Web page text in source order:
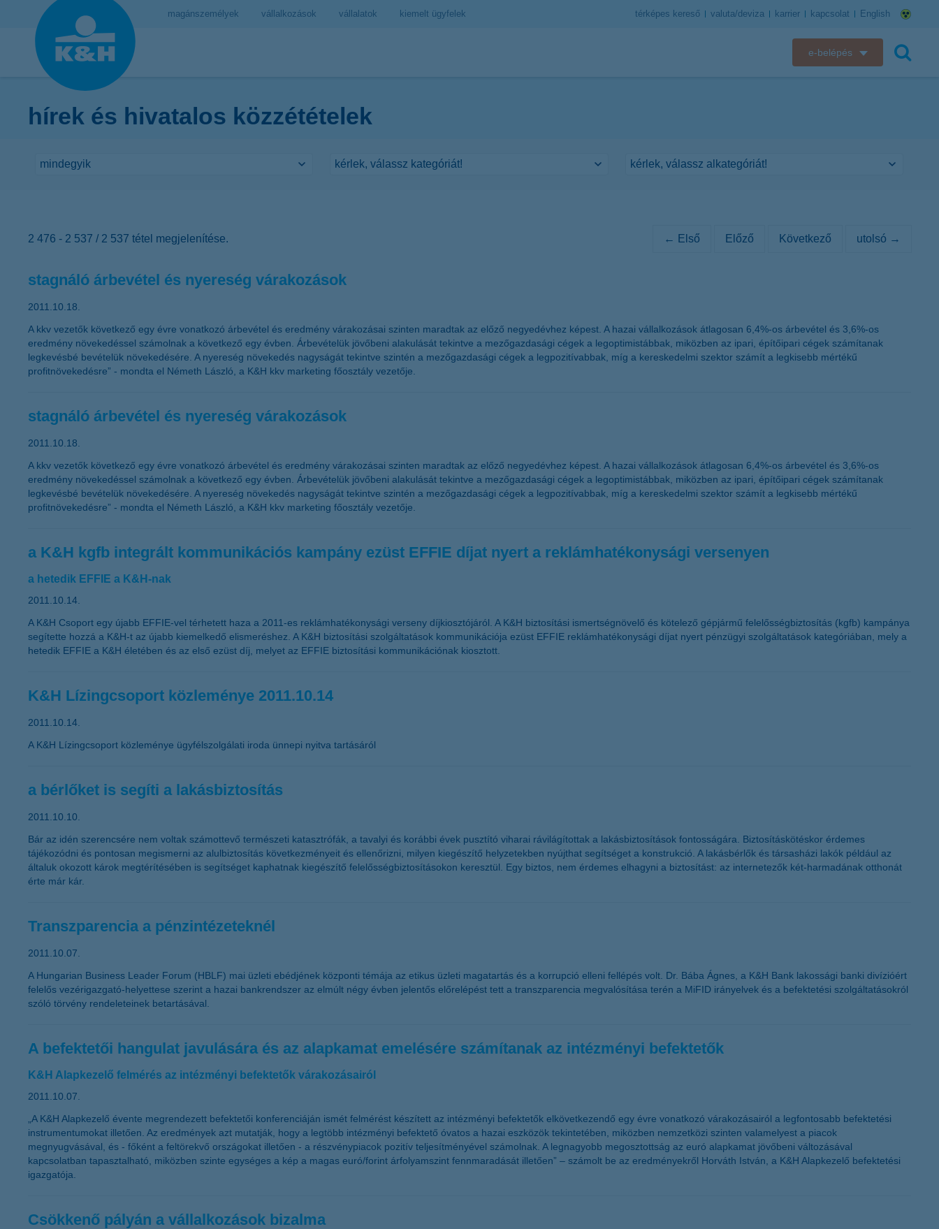
magánszemélyek vállalkozások vállalatok kiemelt ügyfelek térképes kereső valuta/deviza karrier kapcsolat English
e-belépés
K&H token megújítás
hírek és hivatalos közzétételek
2 476 - 2 537 / 2 537 tétel megjelenítése. ← Első Előző Következő utolsó →
stagnáló árbevétel és nyereség várakozások
2011.10.18.
A kkv vezetők következő egy évre vonatkozó árbevétel és eredmény várakozásai szinten maradtak az előző negyedévhez képest. A hazai vállalkozások átlagosan 6,4%-os árbevétel és 3,6%-os
eredmény növekedéssel számolnak a következő egy évben. Árbevételük jövőbeni alakulását tekintve a mezőgazdasági cégek a legoptimistábbak, miközben az ipari, építőipari cégek számítanak
legkevésbé bevételük növekedésére. A nyereség növekedés nagyságát tekintve szintén a mezőgazdasági cégek a legpozitívabbak, míg a kereskedelmi szektor számít a legkisebb mértékű
profitnövekedésre” - mondta el Németh László, a K&H kkv marketing főosztály vezetője.
stagnáló árbevétel és nyereség várakozások
2011.10.18.
A kkv vezetők következő egy évre vonatkozó árbevétel és eredmény várakozásai szinten maradtak az előző negyedévhez képest. A hazai vállalkozások átlagosan 6,4%-os árbevétel és 3,6%-os
eredmény növekedéssel számolnak a következő egy évben. Árbevételük jövőbeni alakulását tekintve a mezőgazdasági cégek a legoptimistábbak, miközben az ipari, építőipari cégek számítanak
legkevésbé bevételük növekedésére. A nyereség növekedés nagyságát tekintve szintén a mezőgazdasági cégek a legpozitívabbak, míg a kereskedelmi szektor számít a legkisebb mértékű
profitnövekedésre” - mondta el Németh László, a K&H kkv marketing főosztály vezetője.
a K&H kgfb integrált kommunikációs kampány ezüst EFFIE díjat nyert a reklámhatékonysági versenyen
a hetedik EFFIE a K&H-nak
2011.10.14.
A K&H Csoport egy újabb EFFIE-vel térhetett haza a 2011-es reklámhatékonysági verseny díjkiosztójáról. A K&H biztosítási ismertségnövelő és kötelező gépjármű felelősségbiztosítás (kgfb) kampánya
segítette hozzá a K&H-t az újabb kiemelkedő elismeréshez. A K&H biztosítási szolgáltatások kommunikációja ezüst EFFIE reklámhatékonysági díjat nyert pénzügyi szolgáltatások kategóriában, mely a
hetedik EFFIE a K&H életében és az első ezüst díj, melyet az EFFIE biztosítási kommunikációnak kiosztott.
K&H Lízingcsoport közleménye 2011.10.14
2011.10.14.
A K&H Lízingcsoport közleménye ügyfélszolgálati iroda ünnepi nyitva tartásáról
a bérlőket is segíti a lakásbiztosítás
2011.10.10.
Bár az idén szerencsére nem voltak számottevő természeti katasztrófák, a tavalyi és korábbi évek pusztító viharai rávilágítottak a lakásbiztosítások fontosságára. Biztosításkötéskor érdemes
tájékozódni és pontosan megismerni az alulbiztosítás következményeit és ellenőrizni, milyen kiegészítő helyzetekben nyújthat segítséget a konstrukció. A lakásbérlők és társasházi lakók például az
általuk okozott károk megtérítésében is segítséget kaphatnak kiegészítő felelősségbiztosításokon keresztül. Egy biztos, nem érdemes elhagyni a biztosítást: az internetezők két-harmadának otthonát
érte már kár.
Transzparencia a pénzintézeteknél
2011.10.07.
A Hungarian Business Leader Forum (HBLF) mai üzleti ebédjének központi témája az etikus üzleti magatartás és a korrupció elleni fellépés volt. Dr. Bába Ágnes, a K&H Bank lakossági banki divízióért
felelős vezérigazgató-helyettese szerint a hazai bankrendszer az elmúlt négy évben jelentős előrelépést tett a transzparencia megvalósítása terén a MiFID irányelvek és a befektetési szolgáltatásokról
szóló törvény rendeleteinek betartásával.
A befektetői hangulat javulására és az alapkamat emelésére számítanak az intézményi befektetők
K&H Alapkezelő felmérés az intézményi befektetők várakozásairól
2011.10.07.
„A K&H Alapkezelő évente megrendezett befektetői konferenciáján ismét felmérést készített az intézményi befektetők elkövetkezendő egy évre vonatkozó várakozásairól a legfontosabb befektetési
instrumentumokat illetően. Az eredmények azt mutatják, hogy a legtöbb intézményi befektető óvatos a hazai eszközök tekintetében, miközben nemzetközi szinten valamelyest a piacok
megnyugvásával, és - főként a feltörekvő országokat illetően - a részvénypiacok pozitív teljesítményével számolnak. A legnagyobb megosztottság az euró alapkamat jövőbeni változásával
kapcsolatban tapasztalható, miközben szinte egységes a kép a magas euró/forint árfolyamszint fennmaradását illetően” – számolt be az eredményekről Horváth István, a K&H Alapkezelő befektetési
igazgatója.
Csökkenő pályán a vállalkozások bizalma